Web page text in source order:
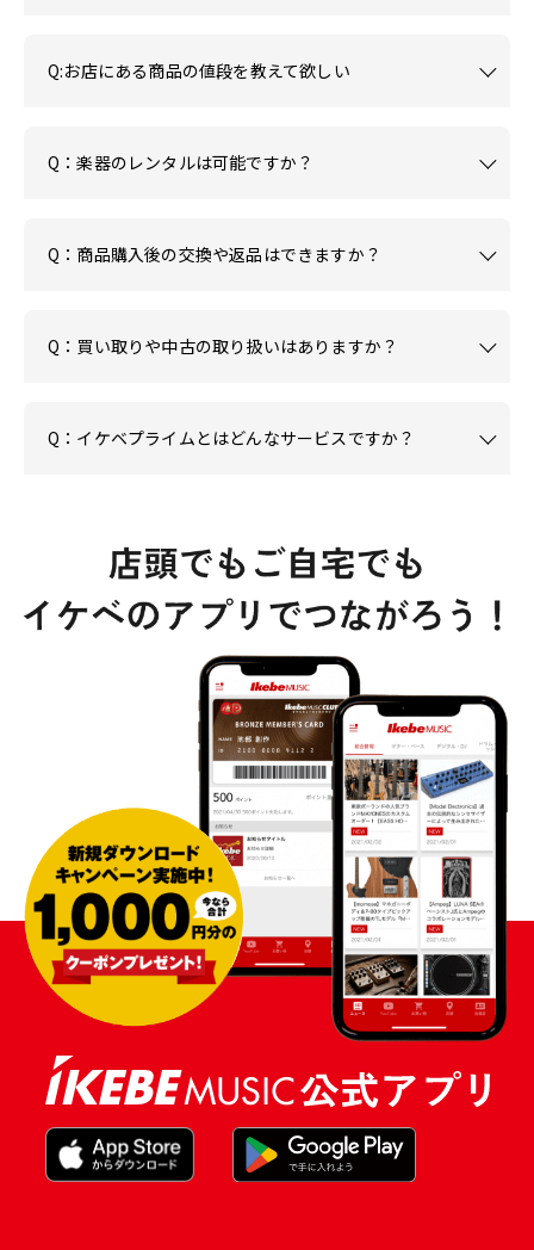
Q:お店にある商品の値段を教えて欲しい
Q：楽器のレンタルは可能ですか？
Q：商品購入後の交換や返品はできますか？
Q：買い取りや中古の取り扱いはありますか？
Q：イケベプライムとはどんなサービスですか？